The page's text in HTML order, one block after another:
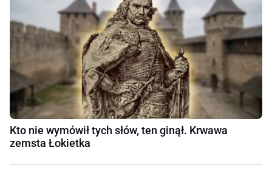
Kto nie wymówił tych słów, ten ginął. Krwawa
zemsta Łokietka